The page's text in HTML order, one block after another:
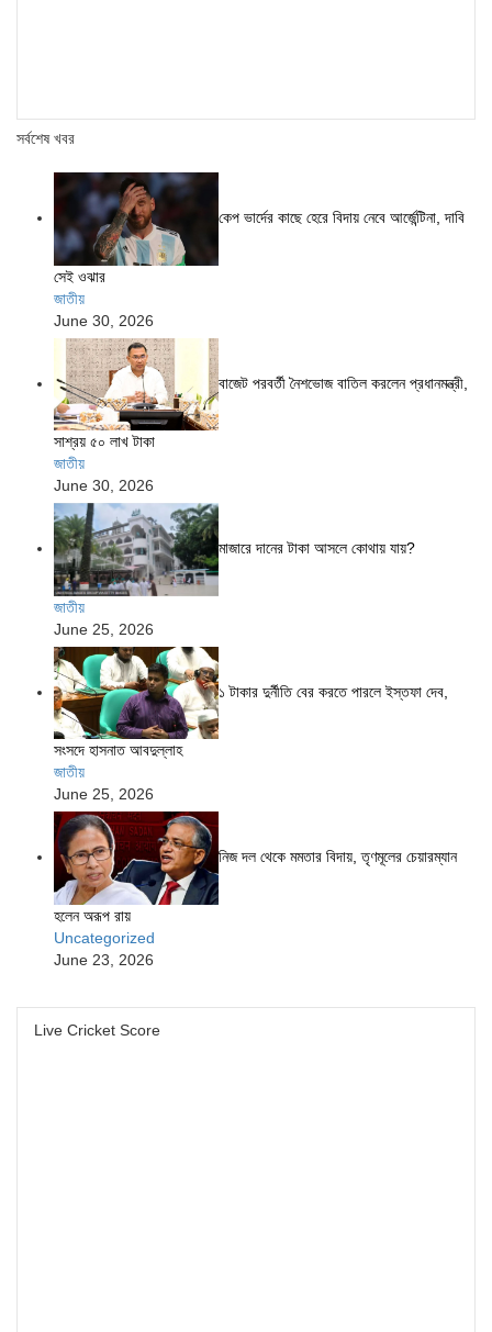
সর্বশেষ খবর
কেপ ভার্দের কাছে হেরে বিদায় নেবে আর্জেন্টিনা, দাবি
সেই ওঝার
জাতীয়
June 30, 2026
বাজেট পরবর্তী নৈশভোজ বাতিল করলেন প্রধানমন্ত্রী,
সাশ্রয় ৫০ লাখ টাকা
জাতীয়
June 30, 2026
মাজারে দানের টাকা আসলে কোথায় যায়?
জাতীয়
June 25, 2026
১ টাকার দুর্নীতি বের করতে পারলে ইস্তফা দেব,
সংসদে হাসনাত আবদুল্লাহ
জাতীয়
June 25, 2026
নিজ দল থেকে মমতার বিদায়, তৃণমূলের চেয়ারম্যান
হলেন অরূপ রায়
Uncategorized
June 23, 2026
Live Cricket Score